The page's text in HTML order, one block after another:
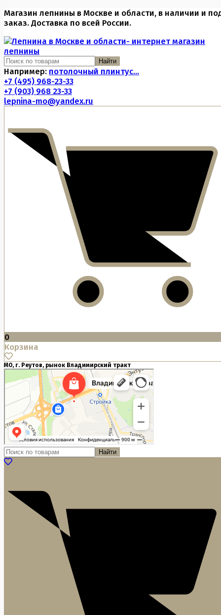
Магазин лепнины в Москве и области, в наличии и
заказ. Доставка по всей России.
Найти
Например: потолочный плинтус...
+7 (495) 968-23-33
+7 (903) 968 23-33
lepnina-mo@yandex.ru
0
Корзина
МО, г. Реутов, рынок Владимирский тракт
Найти